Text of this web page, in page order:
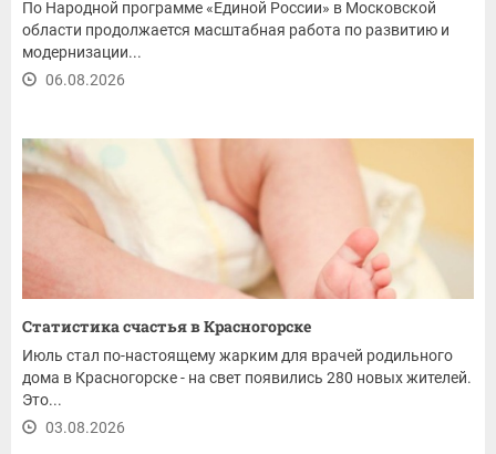
По Народной программе «Единой России» в Московской
области продолжается масштабная работа по развитию и
модернизации...
06.08.2026
Статистика счастья в Красногорске
Июль стал по-настоящему жарким для врачей родильного
дома в Красногорске - на свет появились 280 новых жителей.
Это...
03.08.2026